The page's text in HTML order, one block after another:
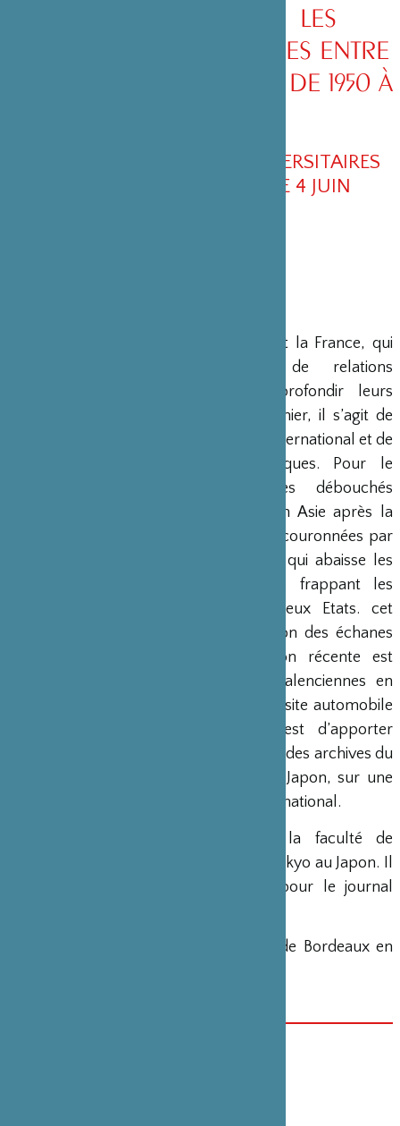
SOUTIEN AU LIVRE « LES
RELATIONS ÉCONOMIQUES ENTRE
LA FRANCE ET LE JAPON. DE 1950 À
AUX EDITIONS PRESSES UNIVERSITAIRES
DE BORDEAUX - SORTIE LE 4 JUIN
A partir des années 1950, le Japon et la France, qui
n’avaient jusque-là que peu de relations
commerciales, entreprennent d’approfondir leurs
échanges économiques. Pour le premier, il s’agit de
retrouver une place dans le concert international et de
bénéficier de transferts technologiques. Pour le
second, il importe d’élargir ses débouchés
commerciaux et de se positionner en Asie après la
perte de l’Indochine. Ces efforts sont couronnées par
le traité de commerce de mai 1963, qui abaisse les
droits de douanes et d’impositions frappant les
exportations et importations des deux Etats. cet
accord est le prélude à l’intensification des échanes
franco-japonais, dont une illustration récente est
l’implantation de l’usine Toyota à Valenciennes en
1998, devenue aujourd’hui le premier site automobile
du pays. L’originalité de ce lire est d’apporter
l’éclairage d’un économiste japonais et des archives du
Keidanren, l’équivalent du MEDEF au Japon, sur une
question traitée jusqu’ici sous un angle national.
est professeur à la faculté de
sociologie de l’Université de Toya de Tokyo au Japon. Il
a aussi été correspondant à Paris pour le journal
Editée par les Presses Universitaires de Bordeaux en